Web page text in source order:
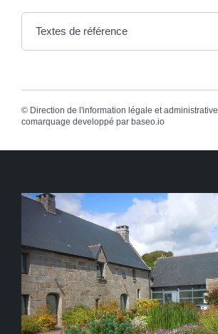
Textes de référence
© Direction de l'information légale et administrative
comarquage developpé par baseo.io